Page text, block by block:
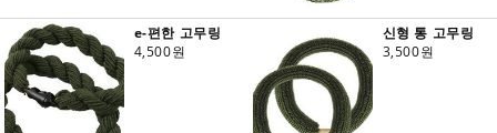
e-편한 고무링
4,500원
신형 통 고무링
3,500원